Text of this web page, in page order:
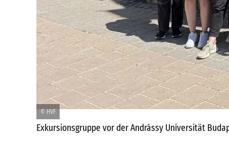
© HVF
Exkursionsgruppe vor der Andrássy Universität